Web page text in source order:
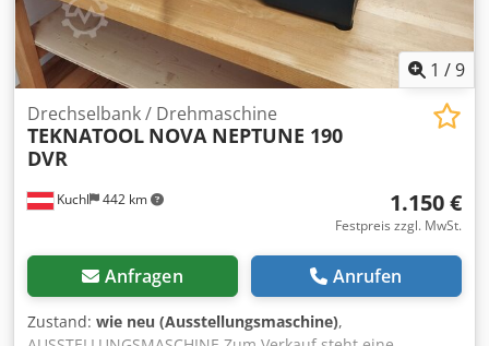
1 /9
Kuchl 442 km
Drechselbank / Drehmaschine
TEKNATOOL NOVA NEPTUNE 190
DVR
1.150 €
Festpreis zzgl. MwSt.
Anfragen Anrufen
Zustand: wie neu (Ausstellungsmaschine),